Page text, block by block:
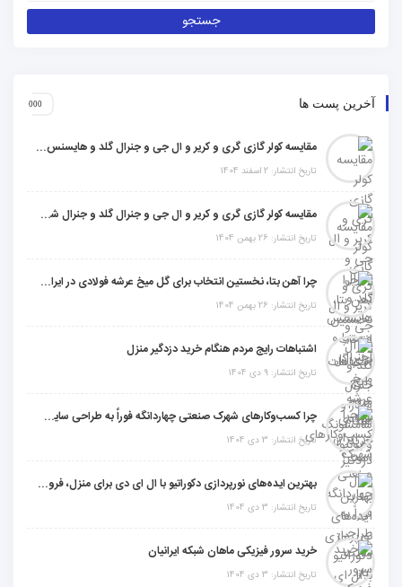
آخرین پست ها
مقایسه کولر گازی گری و کریر و ال جی و جنرال گلد و هایسنس و مدیا و اجنرال
تاریخ انتشار: 2 اسفند 1404
مقایسه کولر گازی گری و کریر و ال جی و جنرال گلد و جنرال شکار و سامسونگ و یونیوا
تاریخ انتشار: 26 بهمن 1404
چرا آهن بتا، نخستین انتخاب برای گل میخ عرشه فولادی در ایران است؟
تاریخ انتشار: 26 بهمن 1404
اشتباهات رایج مردم هنگام خرید دزدگیر منزل
تاریخ انتشار: 9 دی 1404
چرا کسب‌وکارهای شهرک صنعتی چهاردانگه فوراً به طراحی سایت نیاز دارند؟
تاریخ انتشار: 3 دی 1404
بهترین ایده‌های نورپردازی دکوراتیو با ال ای دی برای منزل، فروشگاه و دفتر کار
تاریخ انتشار: 3 دی 1404
خرید سرور فیزیکی ماهان شبکه ایرانیان
تاریخ انتشار: 3 دی 1404